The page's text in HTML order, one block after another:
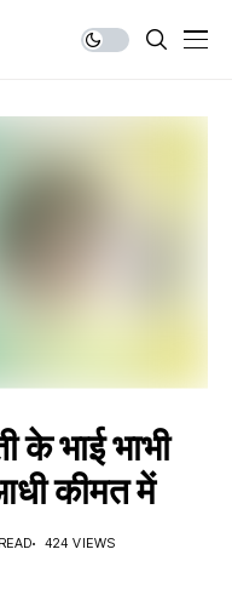
के भाई भाभी
कीमत में
424 VIEWS